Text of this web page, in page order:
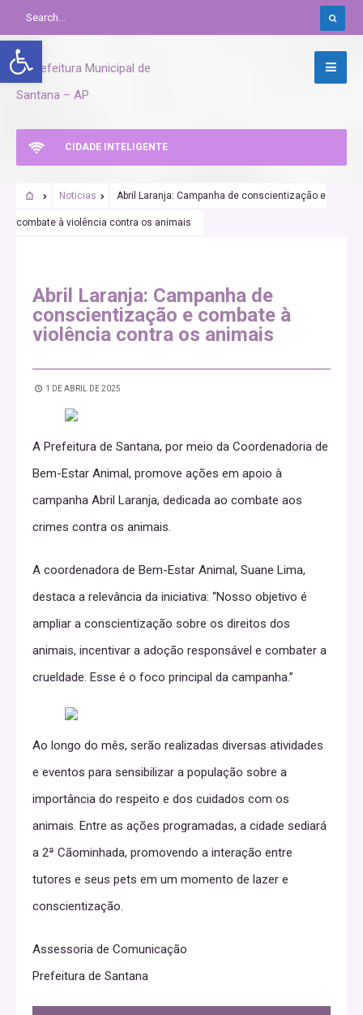
Abrir a barra de ferramentas
CIDADE INTELIGENTE
Noticias Abril Laranja: Campanha de conscientização e
combate à violência contra os animais
Abril Laranja: Campanha de
conscientização e combate à
violência contra os animais
1 DE ABRIL DE 2025
A Prefeitura de Santana, por meio da Coordenadoria de
Bem-Estar Animal, promove ações em apoio à
campanha Abril Laranja, dedicada ao combate aos
crimes contra os animais.
A coordenadora de Bem-Estar Animal, Suane Lima,
destaca a relevância da iniciativa: “Nosso objetivo é
ampliar a conscientização sobre os direitos dos
animais, incentivar a adoção responsável e combater a
crueldade. Esse é o foco principal da campanha.”
Ao longo do mês, serão realizadas diversas atividades
e eventos para sensibilizar a população sobre a
importância do respeito e dos cuidados com os
animais. Entre as ações programadas, a cidade sediará
a 2ª Cãominhada, promovendo a interação entre
tutores e seus pets em um momento de lazer e
conscientização.
Assessoria de Comunicação
Prefeitura de Santana